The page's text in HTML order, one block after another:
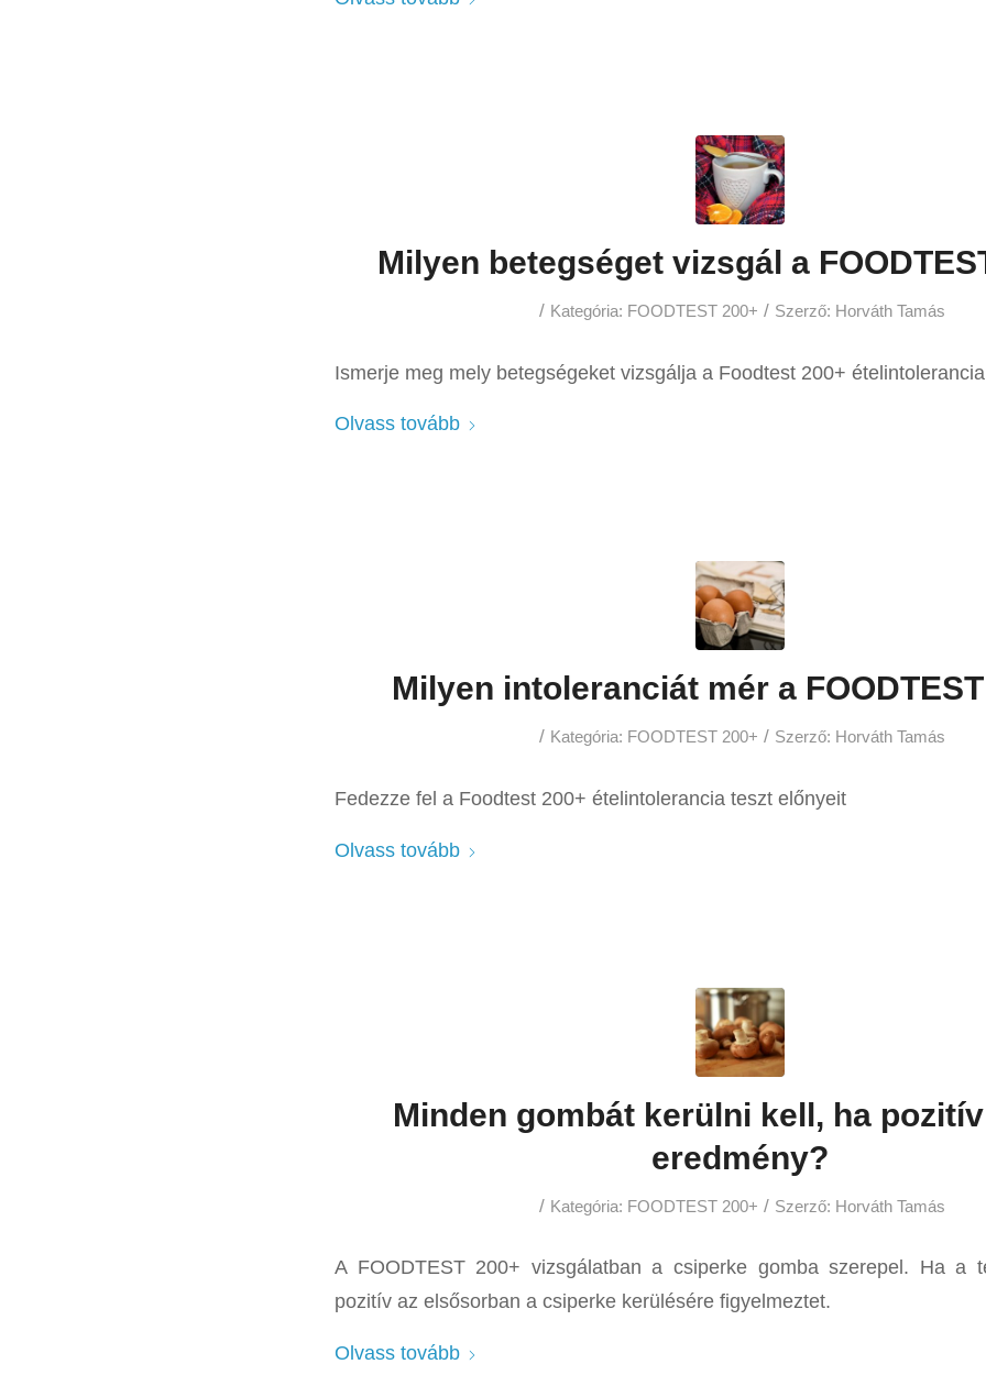
Milyen betegséget vizsgál a
/ Kategória: FOODTEST 200+ / Szerző: Horváth Tamás
Ismerje meg mely betegségeket vizsgálja a Foodtest 200+
Olvass tovább
Milyen intoleranciát mér a
/ Kategória: FOODTEST 200+ / Szerző: Horváth Tamás
Fedezze fel a Foodtest 200+ ételintolerancia teszt előnyeit
Olvass tovább
Minden gombát kerülni kell, ha
eredmény?
/ Kategória: FOODTEST 200+ / Szerző: Horváth Tamás
A FOODTEST 200+ vizsgálatban a csiperke gomba szerepel. Ha a
pozitív az elsősorban a csiperke kerülésére figyelmeztet.
Olvass tovább